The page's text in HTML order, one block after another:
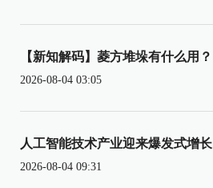
【新知解码】菱方堆垛有什么用？
2026-08-04 03:05
人工智能技术产业迎来爆发式增长
2026-08-04 09:31